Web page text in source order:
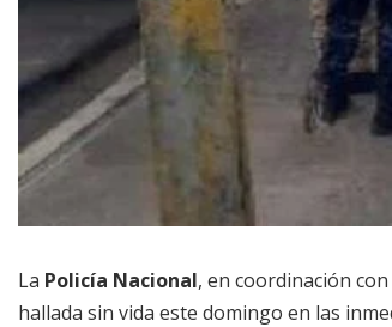
La Policía Nacional, en coordinación con
hallada sin vida este domingo en las